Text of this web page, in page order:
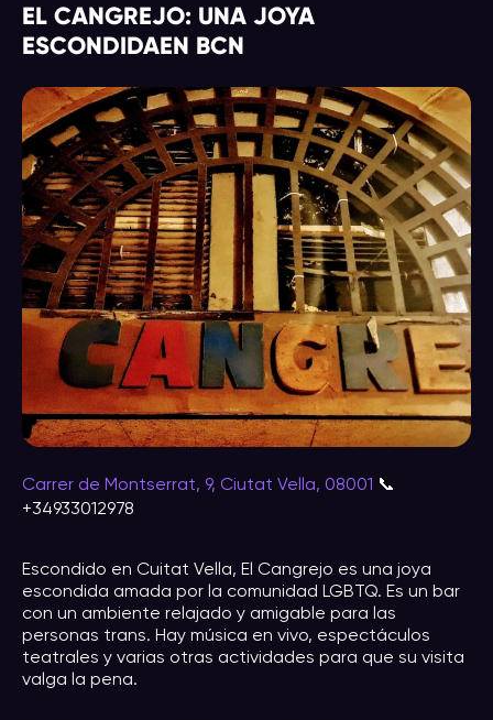
EL CANGREJO: UNA JOYA
ESCONDIDAEN BCN
Carrer de Montserrat, 9, Ciutat Vella, 08001 📞
+34933012978
Escondido en Cuitat Vella, El Cangrejo es una joya
escondida amada por la comunidad LGBTQ. Es un bar
con un ambiente relajado y amigable para las
personas trans. Hay música en vivo, espectáculos
teatrales y varias otras actividades para que su visita
valga la pena.